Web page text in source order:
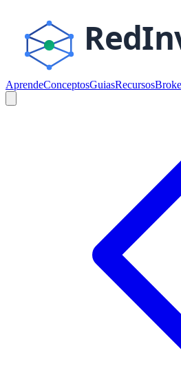
AprendeConceptosGuiasRecursos